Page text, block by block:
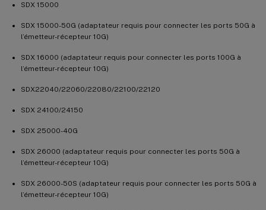
SDX 15000
SDX 15000-50G (adaptateur requis pour connecter les ports 50G à
l’émetteur-récepteur 10G)
SDX 16000 (adaptateur requis pour connecter les ports 100G à
l’émetteur-récepteur 10G)
SDX22040/22060/22080/22100/22120
SDX 24100/24150
SDX 25000-40G
SDX 26000 (adaptateur requis pour connecter les ports 50G à
l’émetteur-récepteur 10G)
SDX 26000-50S (adaptateur requis pour connecter les ports 50G à
l’émetteur-récepteur 10G)